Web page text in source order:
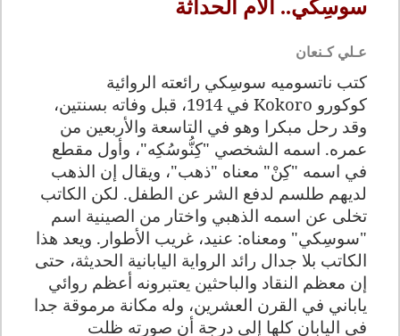
سوسِكي.. آلام الحداثة
عـلي كـنعان
كتب ناتسوميه سوسِكي رائعته الروائية
كوكورو Kokoro
في 1914، قبل وفاته بسنتين،
وقد رحل مبكرا وهو في التاسعة والأربعين من
عمره. اسمه الشخصي "كِنُّوسُكِه"، وأول مقطع
في اسمه "كِنْ" معناه "ذهب"، ويقال إن الذهب
لديهم طلسم لدفع الشر عن الطفل. لكن الكاتب
تخلى عن اسمه الذهبي واختار من الصينية اسم
"سوسِكي" ومعناه: عنيد، غريب الأطوار. ويعد هذا
الكاتب بلا جدال رائد الرواية اليابانية الحديثة، حتى
إن معظم النقاد والباحثين يعتبرونه أعظم روائي
ياباني في القرن العشرين، وله مكانة مرموقة جدا
في اليابان كلها إلى درجة أن صورته ظلت